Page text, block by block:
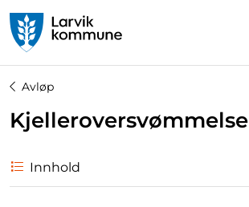
Avløp
Kjelleroversvømmelse
Innhold